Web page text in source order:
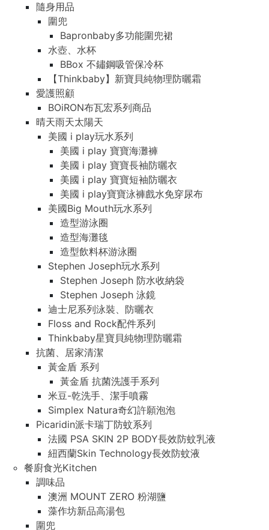
隨身用品
圍兜
Bapronbaby多功能圍兜裙
水壺、水杯
BBox 不鏽鋼吸管保冷杯
【Thinkbaby】新寶貝純物理防曬霜
愛護照顧
BOiRON布瓦宏系列商品
晴天雨天太陽天
美國 i play玩水系列
美國 i play 寶寶海灘褲
美國 i play 寶寶長袖防曬衣
美國 i play 寶寶短袖防曬衣
美國 i play寶寶泳褲戲水免穿尿布
美國Big Mouth玩水系列
造型游泳圈
造型海灘毯
造型飲料杯游泳圈
Stephen Joseph玩水系列
Stephen Joseph 防水收納袋
Stephen Joseph 泳鏡
迪士尼系列泳裝、防曬衣
Floss and Rock配件系列
Thinkbaby星寶貝純物理防曬霜
抗菌、居家清潔
黃金盾 系列
黃金盾 抗菌洗護手系列
米豆-乾洗手、潔手噴霧
Simplex Natura奇幻許願泡泡
Picaridin派卡瑞丁防蚊系列
法國 PSA SKIN 2P BODY長效防蚊乳液
紐西蘭Skin Technology長效防蚊液
餐廚食光Kitchen
調味品
澳洲 MOUNT ZERO 粉湖鹽
藻作坊新品高湯包
圍兜